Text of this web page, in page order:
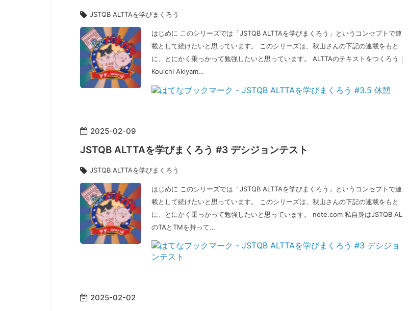
JSTQB ALTTAを学びまくろう
はじめに このシリーズでは「JSTQB ALTTAを学びまくろう」というコンセプトで連
載として続けたいと思っています。 このシリーズは、秋山さんの下記の連載をもと
に、とにかく乗っかって勉強したいと思っています。 ALTTAのテキストをつくろう｜
Kouichi Akiyam…
2025-02-09
JSTQB ALTTAを学びまくろう #3 デシジョンテスト
JSTQB ALTTAを学びまくろう
はじめに このシリーズでは「JSTQB ALTTAを学びまくろう」というコンセプトで連
載として続けたいと思っています。 このシリーズは、秋山さんの下記の連載をもと
に、とにかく乗っかって勉強したいと思っています。 note.com 私自身はJSTQB AL
のTAとTMを持って…
2025-02-02